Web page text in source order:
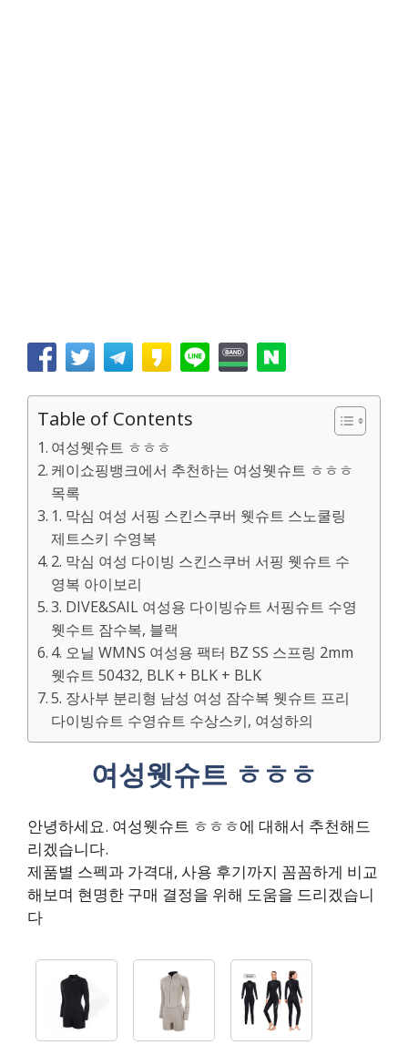
Table of Contents
여성웻슈트 ㅎㅎㅎ
케이쇼핑뱅크에서 추천하는 여성웻슈트 ㅎㅎㅎ
목록
1. 막심 여성 서핑 스킨스쿠버 웻슈트 스노쿨링
제트스키 수영복
2. 막심 여성 다이빙 스킨스쿠버 서핑 웻슈트 수
영복 아이보리
3. DIVE&SAIL 여성용 다이빙슈트 서핑슈트 수영
웻수트 잠수복, 블랙
4. 오닐 WMNS 여성용 팩터 BZ SS 스프링 2mm
웻슈트 50432, BLK + BLK + BLK
5. 장사부 분리형 남성 여성 잠수복 웻슈트 프리
다이빙슈트 수영슈트 수상스키, 여성하의
여성웻슈트 ㅎㅎㅎ
안녕하세요. 여성웻슈트 ㅎㅎㅎ에 대해서 추천해드
리겠습니다.
제품별 스펙과 가격대, 사용 후기까지 꼼꼼하게 비교
해보며 현명한 구매 결정을 위해 도움을 드리겠습니
다